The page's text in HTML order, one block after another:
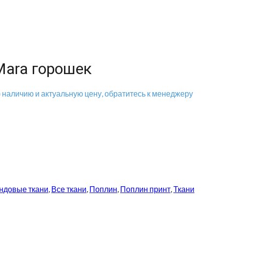
горошек
и актуальную цену, обратитесь к менеджеру
ткани, Все ткани, Поплин, Поплин принт,Ткани